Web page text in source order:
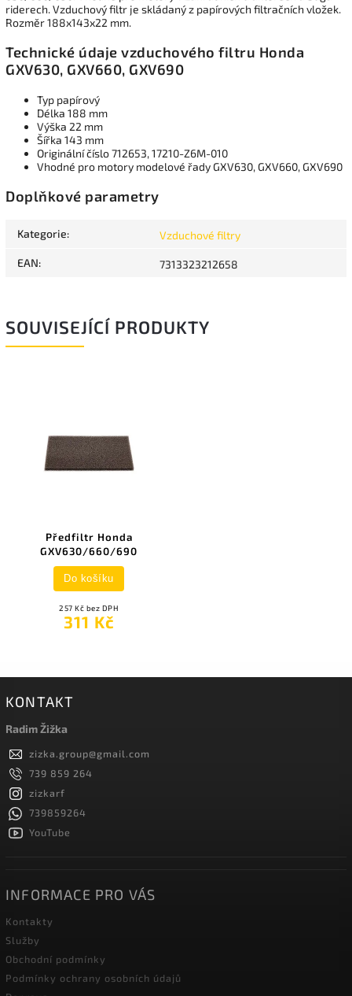
riderech. Vzduchový filtr je skládaný z papírových filtračních vložek.
Rozměr 188x143x22 mm.
Technické údaje vzduchového filtru Honda
GXV630, GXV660, GXV690
Typ papírový
Délka 188 mm
Výška 22 mm
Šířka 143 mm
Originální číslo 712653, 17210-Z6M-010
Vhodné pro motory modelové řady GXV630, GXV660, GXV690
Doplňkové parametry
Kategorie: Vzduchové filtry
EAN: 7313323212658
SOUVISEJÍCÍ PRODUKTY
Předfiltr Honda
GXV630/660/690
257 Kč bez DPH
311 Kč
Do košíku
KONTAKT
Radim Žižka
zizka.group@gmail.com
739 859 264
zizkarf
739859264
YouTube
INFORMACE PRO VÁS
Kontakty
Služby
Obchodní podmínky
Podmínky ochrany osobních údajů